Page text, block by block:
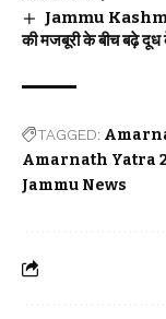
Jammu
की मजबूरी के बीच बढ़े
TAGGED:
Amarnath Yatra
Jammu News